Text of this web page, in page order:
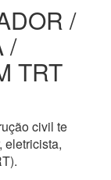
/
/
TRT
civil te
eletricista,